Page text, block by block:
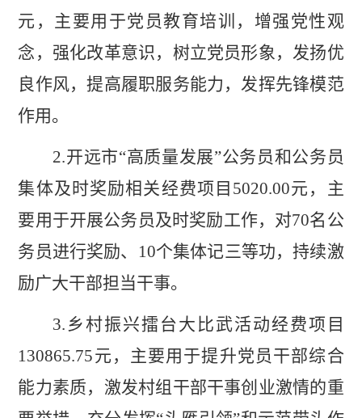
元，主要用于党员教育培训 ，增强党性观
念，强化改革意识，树立党员形象，发扬优
良作风，提高履职服务能力，发挥先锋模范
作用。
2.开远市“高质量发展”公务员和公务员
集体及时奖励相关经费项目 5020.00元，主
要用于开展公务员及时奖励工作，对70名公
务员进行奖励、 10个集体记三等功，持续激
励广大干部担当干事。
3. 乡村振兴擂台大比武活动经费项目
130865.75元，主要用于提升党员干部综合
能力素质，激发村组干部干事创业激情的重